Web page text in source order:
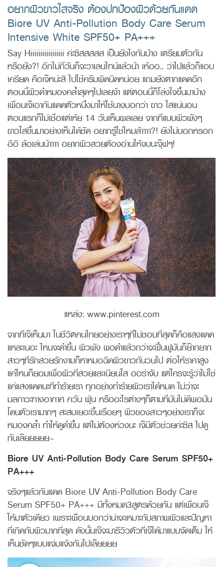
อยากผิวขาวใสจริง ต้องปกป้องผิวด้วยกันแดด
Biore UV Anti-Pollution Body Care Serum
Intensive White SPF50+ PA+++
Say Hiiiiiiiiiiiiiiiii ค่ะซิสสสสส เป็นยังไงกันบ้าง เตรียมตัวกัน
หรือยัง?! อีกไม่กี่วันก็จะวาเลนไทน์แล้วน้า เห้ออ.. ว่าไปแล้วก็แอบ
เครียด คือเจ๊หน่ะสิ ไปใช้ครีมผิดนิดหน่อย แถมยังตากแดดอีก
ตอนนี้ผิวดำหมองคล้ำสุดๆไปเลยจ้า แต่ตอนนี้ก็โล่งใจขึ้นมาบ้าง
เพื่อนเจ๊เอากันแดดตัวหนึ่งมาให้ใช้นางบอกว่า ขาว ใสแน่นอน
ตอนแรกก็ไม่เชื่อแต่เห้ย 14 วันเห็นผลเลย จากที่แบบผิวพังๆ
ขาวใสขึ้นมาอย่างเห็นได้ชัด อยากรู้ใช่ไหมล้าาาา?! ยังไม่บอกหรอก
อิอิ ล้อเล่นน้าาาา อยากผิวสวยต้องอ่านให้จบนะจุ๊ฟๆ!
แหล่ง: www.pinterest.com
จากที่เจ๊เห็นมา ในชีวิตคนไทยอย่างเราๆที่ไม่ชอบที่สุดก็คือแสงแดด
แหละเนอะ ไหนจะดำขึ้น ผิวพัง พอดำแล้วกว่าจะฟื้นฟูมันก็ย๊ากยาก
สาวๆที่รักสวยรักงามก็หาหมอฉีดผิวขาวกันวนไป ต่อให้ราคาสูง
แค่ไหนก็ยอมเพื่อผิวที่สวยและเนียนใส ออร่าจับ แต่ใครจะรู้ว่าไม่ใช่
แค่แสงแดดนะที่ทำร้ายเรา ทุกอย่างทำร้ายผิวเราได้หมด ไม่ว่าจะ
มลภาวะทางอากาศ ควัน ฝุ่น หรืออะไรต่างๆก็ตามที่มันไม่ดีพอมัน
โดนตัวเรามากๆ สะสมเยอะขึ้นเรื่อยๆ ผิวของสาวๆอย่างเราก็จะ
หมองคล้ำ ทำให้ดูดำขึ้น แต่ไม่ต้องห่วงนะ เจ๊มีตัวช่วยค่ะซิส ไปดู
กันเล๊ยยยยย~
Biore UV Anti-Pollution Body Care Serum SPF50+
PA+++
จริงๆแล้วกันแดด Biore UV Anti-Pollution Body Care
Serum SPF50+ PA+++ มีทั้งหมด3สูตรด้วยกัน แต่เพื่อนเจ๊
ให้มาตัวเดียว เพราะเพื่อนบอกว่าน่าจะเหมาะกับสภาพผิวและปัญหา
ที่เกิดกับผิวมากที่สุด ดังนั้นเจ๊จะมารีวิวตัวที่เจ๊ได้มาแบบจัดเต็ม ให้
เห็นชัดๆแบบแจ่มแจ้งกันไปเล๊ยยยย